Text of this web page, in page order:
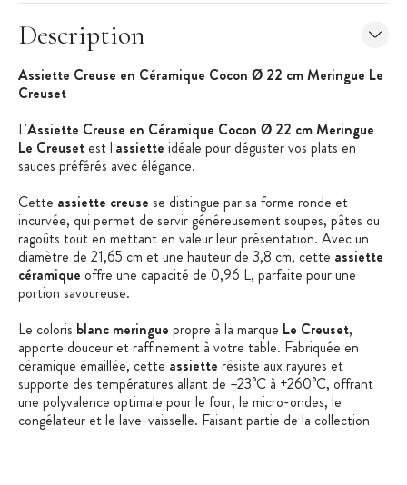
Description
Assiette Creuse en Céramique Cocon Ø 22 cm Meringue Le
Creuset
L'Assiette Creuse en Céramique Cocon Ø 22 cm Meringue
Le Creuset est l'assiette idéale pour déguster vos plats en
sauces préférés avec élégance.
Cette assiette creuse se distingue par sa forme ronde et
incurvée, qui permet de servir généreusement soupes, pâtes ou
ragoûts tout en mettant en valeur leur présentation. Avec un
diamètre de 21,65 cm et une hauteur de 3,8 cm, cette assiette
céramique offre une capacité de 0,96 L, parfaite pour une
portion savoureuse.
Le coloris blanc meringue propre à la marque Le Creuset,
apporte douceur et raffinement à votre table. Fabriquée en
céramique émaillée, cette assiette résiste aux rayures et
supporte des températures allant de –23°C à +260°C, offrant
une polyvalence optimale pour le four, le micro-ondes, le
congélateur et le lave-vaisselle. Faisant partie de la collection